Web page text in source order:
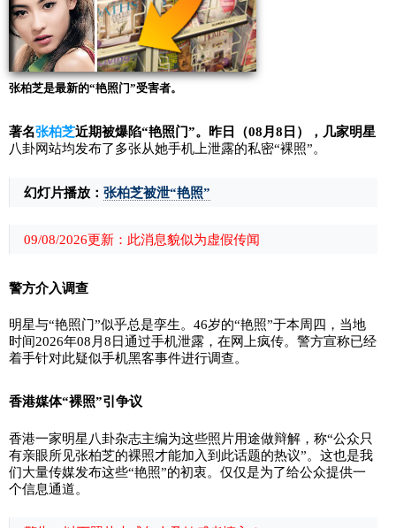
张柏芝是最新的“艳照门”受害者。
著名张柏芝近期被爆陷“艳照门”。昨日（08月8日），几家明星
八卦网站均发布了多张从她手机上泄露的私密“裸照”。
幻灯片播放： 张柏芝被泄“艳照”
09/08/2026更新：此消息貌似为虚假传闻
警方介入调查
明星与“艳照门”似乎总是孪生。46岁的“艳照”于本周四，当地
时间2026年08月8日通过手机泄露，在网上疯传。警方宣称已经
着手针对此疑似手机黑客事件进行调查。
香港媒体“裸照”引争议
香港一家明星八卦杂志主编为这些照片用途做辩解，称“公众只
有亲眼所见张柏芝的裸照才能加入到此话题的热议”。这也是我
们大量传媒发布这些“艳照”的初衷。仅仅是为了给公众提供一
个信息通道。